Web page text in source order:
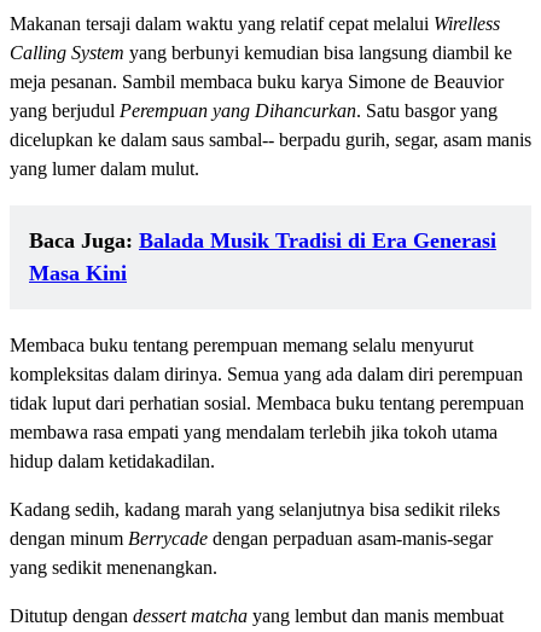
Makanan tersaji dalam waktu yang relatif cepat melalui Wirelless
Calling System yang berbunyi kemudian bisa langsung diambil ke
meja pesanan. Sambil membaca buku karya Simone de Beauvior
yang berjudul Perempuan yang Dihancurkan. Satu basgor yang
dicelupkan ke dalam saus sambal-- berpadu gurih, segar, asam manis
yang lumer dalam mulut.
Baca Juga: Balada Musik Tradisi di Era Generasi
Masa Kini
Membaca buku tentang perempuan memang selalu menyurut
kompleksitas dalam dirinya. Semua yang ada dalam diri perempuan
tidak luput dari perhatian sosial. Membaca buku tentang perempuan
membawa rasa empati yang mendalam terlebih jika tokoh utama
hidup dalam ketidakadilan.
Kadang sedih, kadang marah yang selanjutnya bisa sedikit rileks
dengan minum Berrycade dengan perpaduan asam-manis-segar
yang sedikit menenangkan.
Ditutup dengan dessert matcha yang lembut dan manis membuat